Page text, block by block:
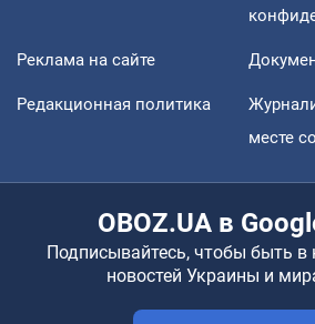
Реклама на сайте
Редакционная политика
месте
OBOZ.UA в
Подписывайтесь, чтобы быть в
новостей Украины и